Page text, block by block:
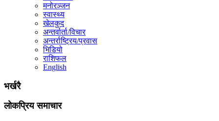
मनोरञ्जन
स्वास्थ्य
खेलकुद
अन्तर्वार्ता/विचार
अन्तर्राष्ट्रिय/प्रवास
भिडियो
राशिफल
English
भर्खरै
लोकप्रिय समाचार